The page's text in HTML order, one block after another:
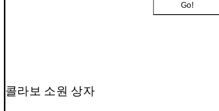
Go!
콜라보 소원 상자